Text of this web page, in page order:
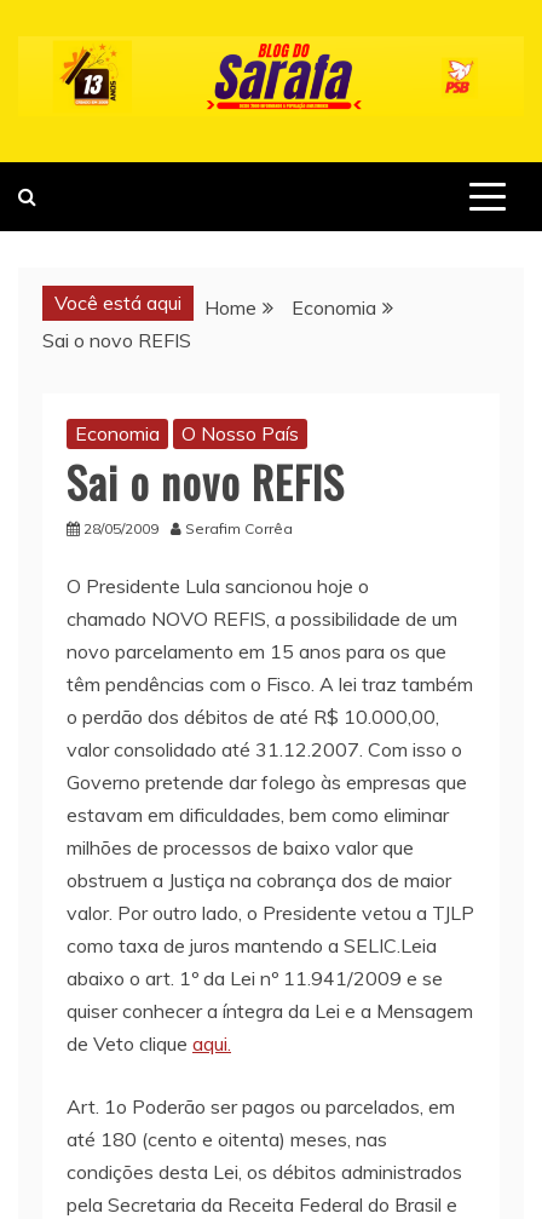
content
Você está aqui Home
Economia
Sai o novo REFIS
Economia O Nosso País
Sai o novo REFIS
28/05/2009 Serafim Corrêa
O Presidente Lula sancionou hoje o
chamado NOVO REFIS, a possibilidade de um
novo parcelamento em 15 anos para os que
têm pendências com o Fisco. A lei traz também
o perdão dos débitos de até R$ 10.000,00,
valor consolidado até 31.12.2007. Com isso o
Governo pretende dar folego às empresas que
estavam em dificuldades, bem como eliminar
milhões de processos de baixo valor que
obstruem a Justiça na cobrança dos de maior
valor. Por outro lado, o Presidente vetou a TJLP
como taxa de juros mantendo a SELIC.Leia
abaixo o art. 1º da Lei nº 11.941/2009 e se
quiser conhecer a íntegra da Lei e a Mensagem
de Veto clique aqui.
Art. 1o Poderão ser pagos ou parcelados, em
até 180 (cento e oitenta) meses, nas
condições desta Lei, os débitos administrados
pela Secretaria da Receita Federal do Brasil e